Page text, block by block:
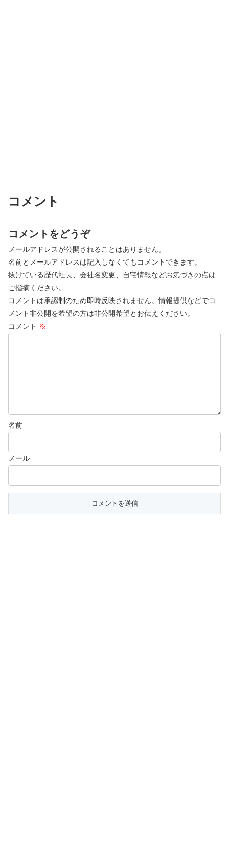
コメント
コメントをどうぞ
メールアドレスが公開されることはありません。
名前とメールアドレスは記入しなくてもコメントできます。
抜けている歴代社長、会社名変更、自宅情報などお気づきの点は
ご指摘ください。
コメントは承認制のため即時反映されません。情報提供などでコ
メント非公開を希望の方は非公開希望とお伝えください。
コメント ※
名前
メール